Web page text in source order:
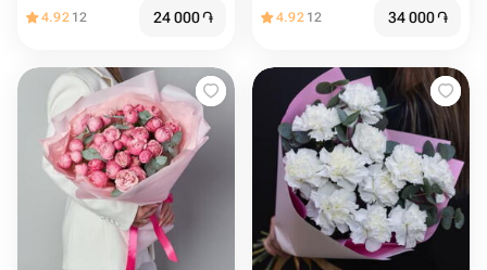
4.92 12 24 000֏ 4.92 12 34 000֏